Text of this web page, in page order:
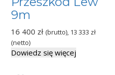
9m
16 400 zł (brutto), 13 333 zł
(netto)
Dowiedz się więcej